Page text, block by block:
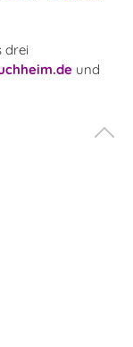
drei
und